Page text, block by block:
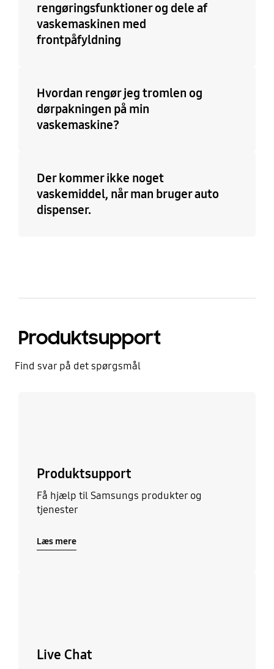
rengøringsfunktioner og dele af
vaskemaskinen med
frontpåfyldning
Hvordan rengør jeg tromlen og
dørpakningen på min
vaskemaskine?
Der kommer ikke noget
vaskemiddel, når man bruger auto
dispenser.
Produktsupport
Find svar på det spørgsmål
Produktsupport
Få hjælp til Samsungs produkter og
tjenester
Læs mere
Live Chat